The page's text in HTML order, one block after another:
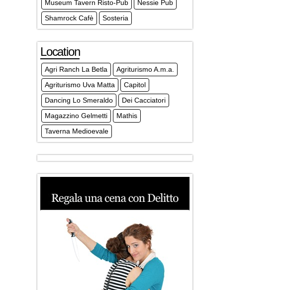
Museum Tavern Risto-Pub
Nessie Pub
Shamrock Cafè
Sosteria
Location
Agri Ranch La Betla
Agriturismo A.m.a.
Agriturismo Uva Matta
Capitol
Dancing Lo Smeraldo
Dei Cacciatori
Magazzino Gelmetti
Mathis
Taverna Medioevale